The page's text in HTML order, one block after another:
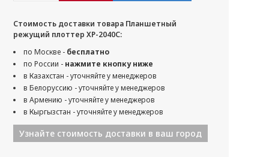
Стоимость доставки товара Планшетный
режущий плоттер XP-2040C:
по Москве - бесплатно
по России - нажмите кнопку ниже
в Казахстан - уточняйте у менеджеров
в Белоруссию - уточняйте у менеджеров
в Армению - уточняйте у менеджеров
в Кыргызстан - уточняйте у менеджеров
Узнайте стоимость доставки в ваш город